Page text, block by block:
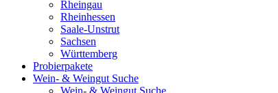
Rheingau
Rheinhessen
Saale-Unstrut
Sachsen
Württemberg
Probierpakete
Wein- & Weingut Suche
Wein- & Weingut Suche